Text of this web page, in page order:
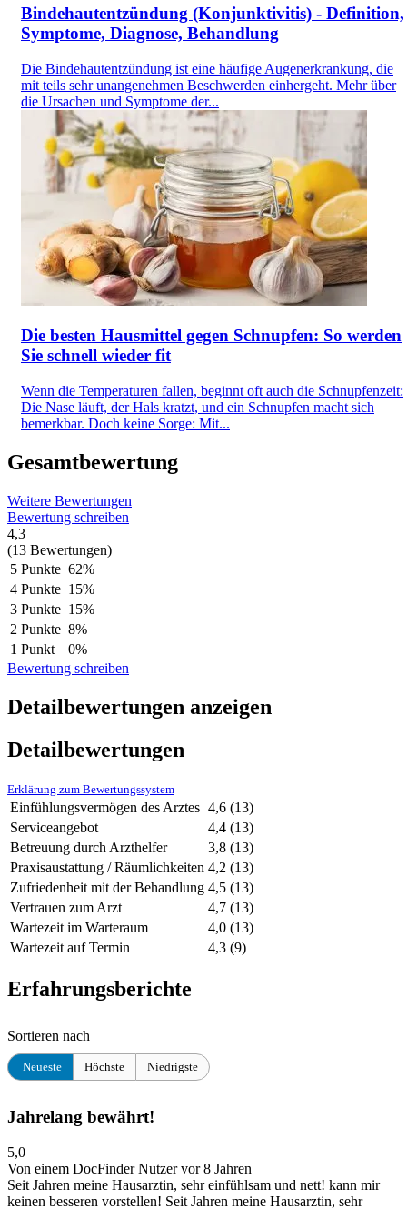
Bindehautentzündung (Konjunktivitis) - Definition,
Symptome, Diagnose, Behandlung
Die Bindehautentzündung ist eine häufige Augenerkrankung, die
mit teils sehr unangenehmen Beschwerden einhergeht. Mehr über
die Ursachen und Symptome der...
Die besten Hausmittel gegen Schnupfen: So werden
Sie schnell wieder fit
Wenn die Temperaturen fallen, beginnt oft auch die Schnupfenzeit:
Die Nase läuft, der Hals kratzt, und ein Schnupfen macht sich
bemerkbar. Doch keine Sorge: Mit...
Gesamtbewertung
Weitere Bewertungen
Bewertung schreiben
4,3
(13 Bewertungen)
5 Punkte 62%
4 Punkte 15%
3 Punkte 15%
2 Punkte 8%
1 Punkt
0%
Bewertung schreiben
Detailbewertungen anzeigen
Detailbewertungen
Erklärung zum Bewertungssystem
Einfühlungsvermögen des Arztes 4,6 (13)
Serviceangebot
4,4 (13)
Betreuung durch Arzthelfer
3,8 (13)
Praxisaustattung / Räumlichkeiten 4,2 (13)
Zufriedenheit mit der Behandlung 4,5 (13)
Vertrauen zum Arzt
4,7 (13)
Wartezeit im Warteraum
4,0 (13)
Wartezeit auf Termin
4,3 (9)
Erfahrungsberichte
Sortieren nach
Neueste Höchste Niedrigste
Jahrelang bewährt!
5,0
Von einem DocFinder Nutzervor 8 Jahren
Seit Jahren meine Hausarztin, sehr einfühlsam und nett! kann mir
keinen besseren vorstellen! Seit Jahren meine Hausarztin, sehr